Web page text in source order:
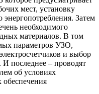
мест, установку
энергопотребления. Затем
необходимого
материалов. В том
параметров УЗО,
и выбор
И последнее – проводят
об условиях